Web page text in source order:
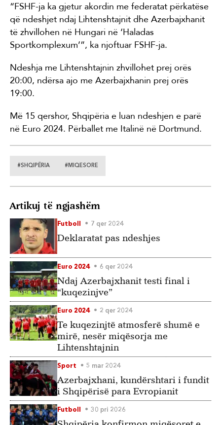
“FSHF-ja ka gjetur akordin me federatat përkatëse
që ndeshjet ndaj Lihtenshtajnit dhe Azerbajxhanit
të zhvillohen në Hungari në ‘Haladas
Sportkomplexum’”, ka njoftuar FSHF-ja.
Ndeshja me Lihtenshtajnin zhvillohet prej orës
20:00, ndërsa ajo me Azerbajxhanin prej orës
19:00.
Më 15 qershor, Shqipëria e luan ndeshjen e parë
në Euro 2024. Përballet me Italinë në Dortmund.
#SHQIPËRIA #MIQESORE
Artikuj të ngjashëm
Futboll 7 qer 2024
Deklaratat pas ndeshjes
Euro 2024 6 qer 2024
Ndaj Azerbajxhanit testi final i
“kuqezinjve”
Euro 2024 2 qer 2024
Te kuqezinjtë atmosferë shumë e
mirë, nesër miqësorja me
Lihtenshtajnin
Sport 5 mar 2024
Azerbajxhani, kundërshtari i fundit
i Shqipërisë para Evropianit
Futboll 30 pri 2026